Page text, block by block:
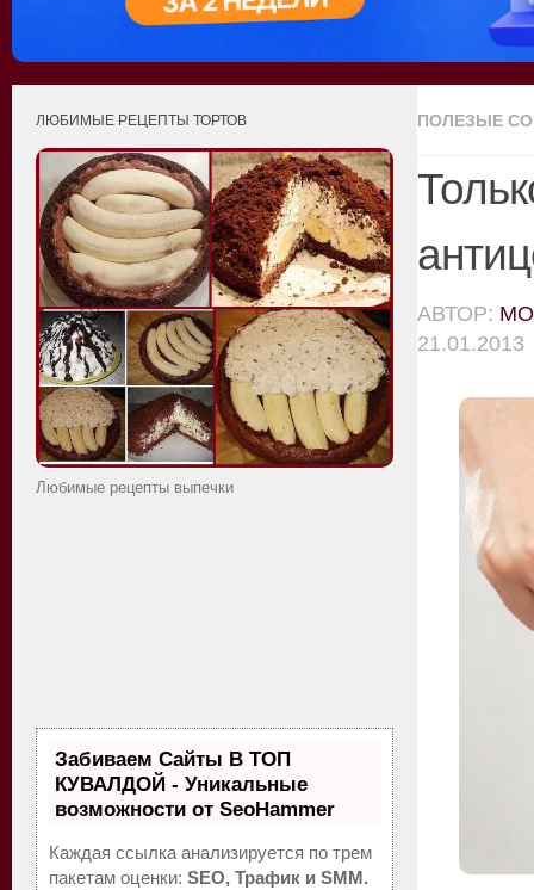
ПОЛЕЗЫЕ
АВТОР:
21.01.2013
ЛЮБИМЫЕ РЕЦЕПТЫ ТОРТОВ
Любимые рецепты выпечки
Забиваем Сайты В ТОП
КУВАЛДОЙ - Уникальные
возможности от SeoHammer
Каждая ссылка анализируется по трем
пакетам оценки: SEO, Трафик и SMM.